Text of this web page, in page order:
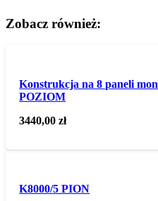
Zobacz również:
Konstrukcja na 8 paneli
POZIOM
3440,00zł
K8000/5 PION